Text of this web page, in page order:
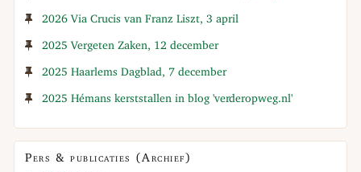
2026 Via Crucis van Franz Liszt, 3 april
2025 Vergeten Zaken, 12 december
2025 Haarlems Dagblad, 7 december
2025 Hémans kerststallen in blog 'verderopweg.nl'
Pers & publicaties (Archief)